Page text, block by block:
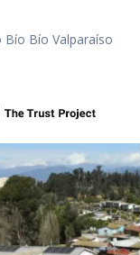
Bío Bío Valparaíso